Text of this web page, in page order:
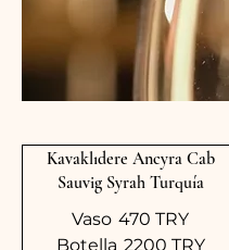
Kavaklıdere Ancyra Cab
Sauvig Syrah Turquía
Vaso 470 TRY
Botella 2200 TRY